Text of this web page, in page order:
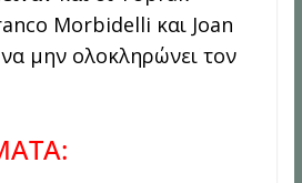
Morbidelli και Joan
μην ολοκληρώνει τον